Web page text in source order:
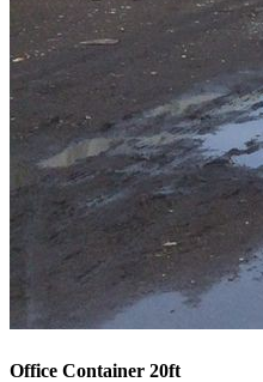
Office Container 20ft